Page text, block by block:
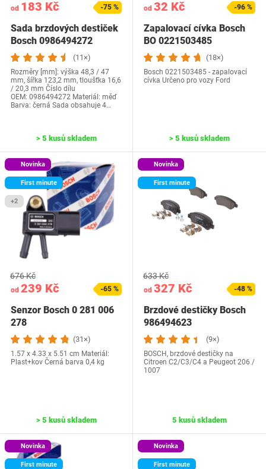
od 183 Kč -75 %
Sada brzdových destiček
Bosch 0986494272
(11×)
Rozměry [mm]: výška 48,3 / 47
mm, šířka 123,2 mm, tloušťka 16,6
/ 20,3 mm Číslo dílu
OEM: ‎0986494272 Materiál: měď
Barva: černá Sada obsahuje 4…
> 5 kusů skladem
od 32 Kč -96 %
Zapalovací cívka Bosch
BO 0221503485
(18×)
Bosch 0221503485 - zapalovací
cívka Určeno pro vozy Ford
> 5 kusů skladem
Novinka
First minute
+2
od 239 Kč
676 Kč
-65 %
Senzor Bosch 0 281 006
278
(31×)
1.57 x 4.33 x 5.51 cm Materiál:
Plast+kov Černá barva 0,4 kg
> 5 kusů skladem
Novinka
First minute
od 327 Kč
633 Kč
-48 %
Brzdové destičky Bosch
986494623
(9×)
BOSCH, brzdové destičky na
Citroen C2/C3/C4 a Peugeot 206 /
1007
5 kusů skladem
Novinka
First minute
Novinka
First minute